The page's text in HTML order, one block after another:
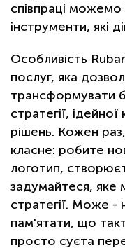
співпраці
інструменти, які
Особливість
послуг, яка
трансформувати
стратегії,
рішень. Кожен
класне: робите
логотип,
задумайтеся, яке
стратегії. Може -
пам'ятати, що
просто суєта